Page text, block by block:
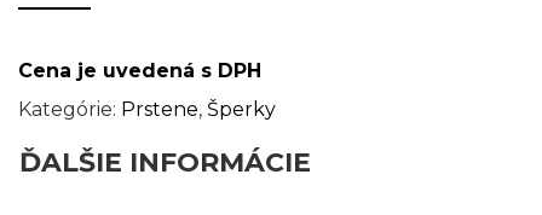
KONTAKT
Cena je uvedená s DPH
Kategórie: Prstene, Šperky
ĎALŠIE INFORMÁCIE